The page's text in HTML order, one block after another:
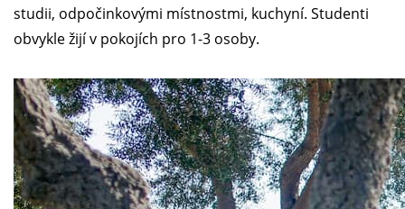
studii, odpočinkovými místnostmi, kuchyní. Studenti
obvykle žijí v pokojích pro 1-3 osoby.